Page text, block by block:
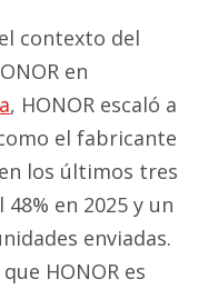
contexto del
en
, HONOR escaló a
el fabricante
los últimos tres
en 2025 y un
enviadas.
HONOR es